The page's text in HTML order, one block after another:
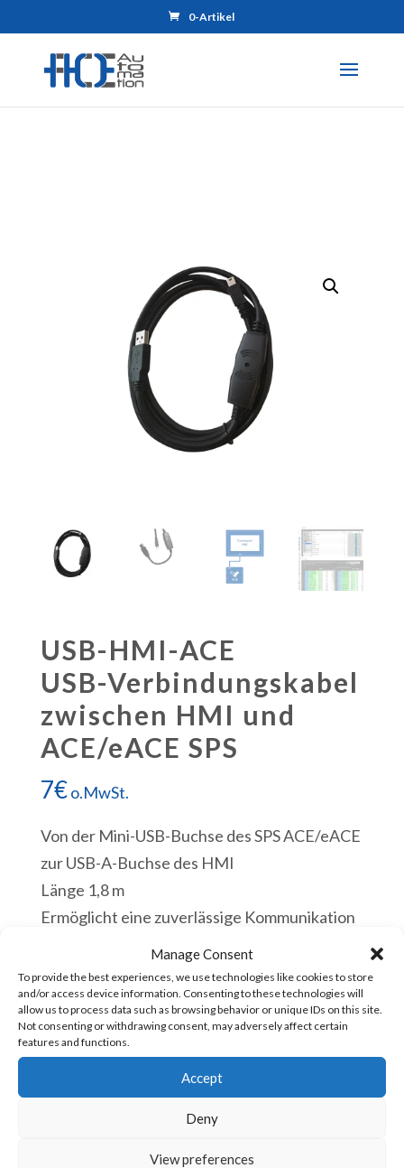
Manage Consent
To provide the best experiences, we use technologies like cookies to store
and/or access device information. Consenting to these technologies will
allow us to process data such as browsing behavior or unique IDs on this site.
Not consenting or withdrawing consent, may adversely affect certain
features and functions.
Accept
Deny
View preferences
0-Artikel
USB-HMI-ACE
USB-Verbindungskabel
zwischen HMI und
ACE/eACE SPS
7€o.MwSt.
Von der Mini-USB-Buchse des SPS ACE/eACE
zur USB-A-Buchse des HMI
Länge 1,8 m
Ermöglicht eine zuverlässige Kommunikation
Vorrätig
USB-
HMI-
USB-
In den Warenkorb